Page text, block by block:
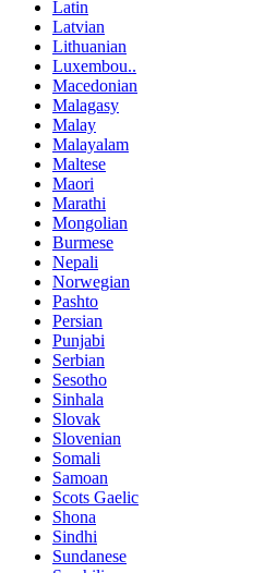
Latin
Latvian
Lithuanian
Luxembou..
Macedonian
Malagasy
Malay
Malayalam
Maltese
Maori
Marathi
Mongolian
Burmese
Nepali
Norwegian
Pashto
Persian
Punjabi
Serbian
Sesotho
Sinhala
Slovak
Slovenian
Somali
Samoan
Scots Gaelic
Shona
Sindhi
Sundanese